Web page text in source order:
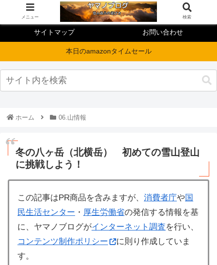
サイトマップ お問い合わせ
本日のamazonタイムセール
ホーム 06.山情報
冬の八ヶ岳（北横岳） 初めての雪山登山
に挑戦しよう！
この記事はPR商品を含みますが、 消費者庁や 国
民生活センター ・ 厚生労働省の発信する情報を基
に、ヤマノブログがインターネット調査を行い、
コンテンツ制作ポリシー
に則り作成していま
す。
メニュー 検索